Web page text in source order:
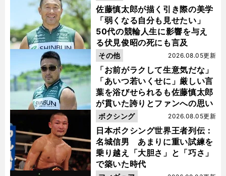
佐藤慎太郎が描く引き際の美学
「弱くなる自分も見せたい」
50代の競輪人生に影響を与え
る伏見俊昭の死にも言及
「お前がラクして生意気だな」
「あいつ若いくせに」厳しい言
葉を浴びせられるも佐藤慎太郎
が貫いた誇りとファンへの思い
2026.08.05更新
その他
日本ボクシング世界王者列伝：
名城信男 あまりに重い試練を
乗り越え「大胆さ」と「巧さ」
で築いた時代
2026.08.05更新
ボクシング